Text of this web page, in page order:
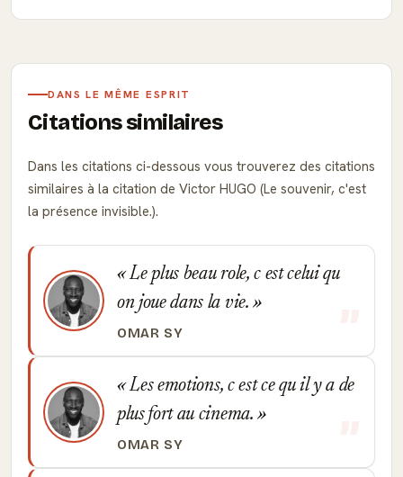
DANS LE MÊME ESPRIT
Citations similaires
Dans les citations ci-dessous vous trouverez des citations
similaires à la citation de Victor HUGO (Le souvenir, c'est
la présence invisible.).
Le plus beau role, c est celui qu
on joue dans la vie.
OMAR SY
Les emotions, c est ce qu il y a de
plus fort au cinema.
OMAR SY